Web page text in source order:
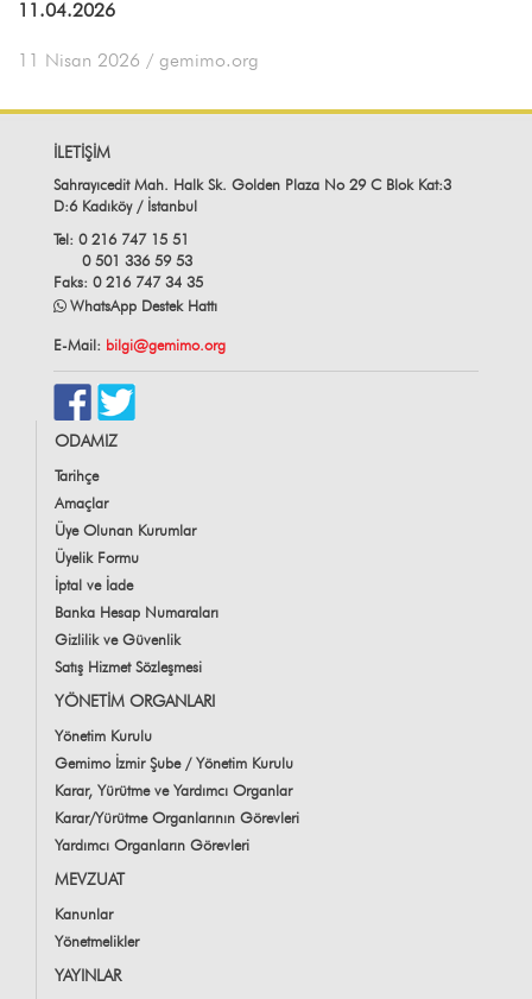
11.04.2026
11 Nisan 2026 / gemimo.org
İLETİŞİM
Sahrayıcedit Mah. Halk Sk. Golden Plaza No 29 C Blok Kat:3
D:6 Kadıköy / İstanbul
Tel: 0 216 747 15 51
0 501 336 59 53
Faks: 0 216 747 34 35
WhatsApp Destek Hattı
E-Mail: bilgi@gemimo.org
ODAMIZ
Tarihçe
Amaçlar
Üye Olunan Kurumlar
Üyelik Formu
İptal ve İade
Banka Hesap Numaraları
Gizlilik ve Güvenlik
Satış Hizmet Sözleşmesi
YÖNETİM ORGANLARI
Yönetim Kurulu
Gemimo İzmir Şube / Yönetim Kurulu
Karar, Yürütme ve Yardımcı Organlar
Karar/Yürütme Organlarının Görevleri
Yardımcı Organların Görevleri
MEVZUAT
Kanunlar
Yönetmelikler
YAYINLAR